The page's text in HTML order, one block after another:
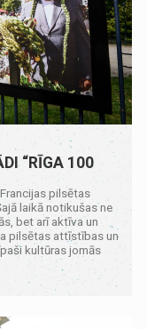
“RĪGA 100
pilsētas
laikā notikušas ne
bet arī aktīva un
pilsētas attīstības un
kultūras jomās